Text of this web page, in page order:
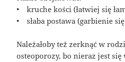
• kruche kości (łatwiej się
• słaba postawa (garbienie
Należałoby też zerknąć w
osteoporozy, bo nieraz jest